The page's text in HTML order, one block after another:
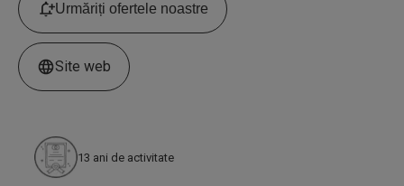
Urmăriți ofertele noastre
Site web
13 ani de activitate